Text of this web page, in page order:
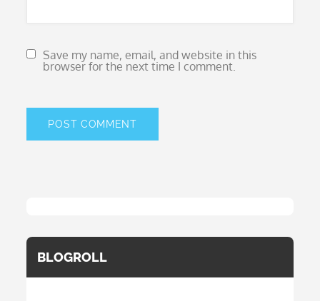
Save my name, email, and website in this
browser for the next time I comment.
BLOGROLL